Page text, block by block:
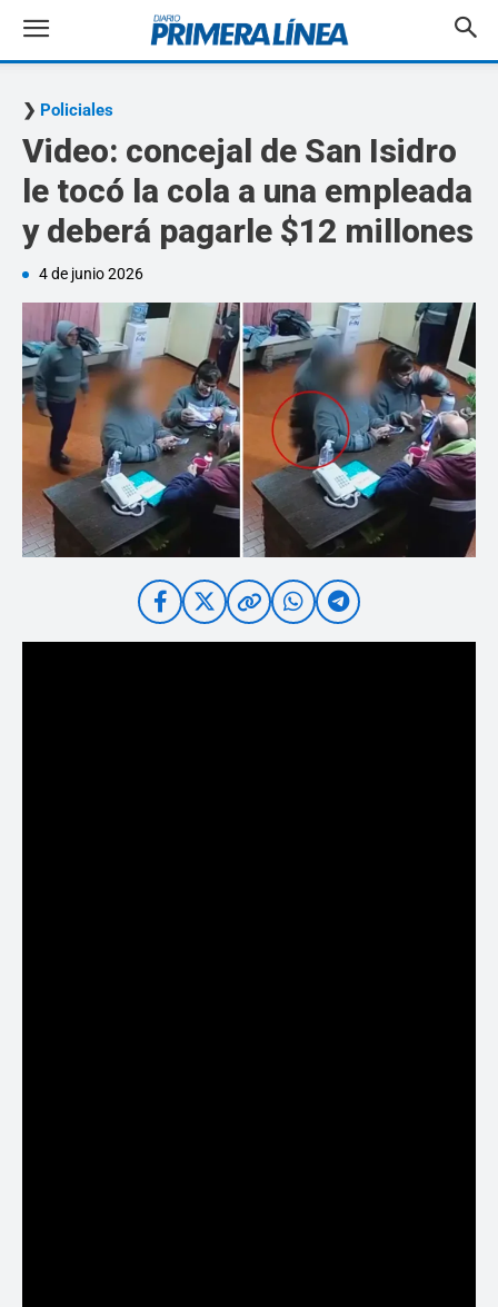
Policiales
Video: concejal de San Isidro
le tocó la cola a una empleada
y deberá pagarle $12 millones
4 de junio 2026